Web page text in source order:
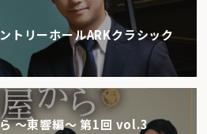
トリーホールARKクラシック
〜東響編〜 第1回 vol.3